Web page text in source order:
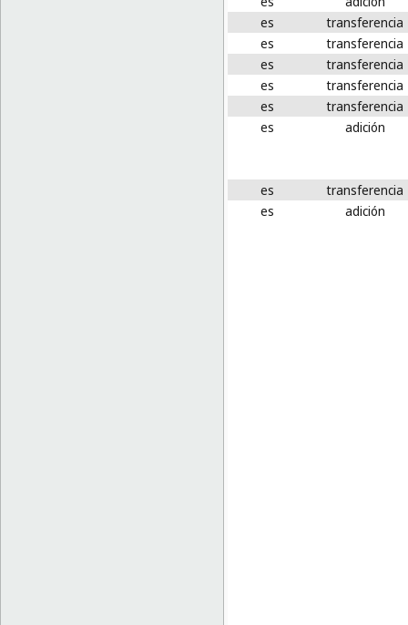
es
transferencia
es
transferencia
es
transferencia
es
transferencia
es
transferencia
es
adición
es
transferencia
es
adición